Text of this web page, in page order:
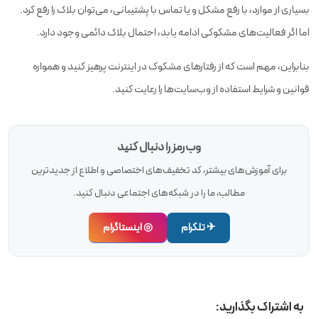
بسیاری از موارد، با رفع مشکل و یا تماس با پشتیبانی، می‌توان بلاک را رفع کرد.
اما اگر فعالیت‌های مشکوکی ادامه یابد، احتمال بلاک دائمی وجود دارد.
بنابراین، مهم است که از رفتارهای مشکوک در اینترنت پرهیز کنید و همواره
قوانین و شرایط استفاده از وب‌سایت‌ها را رعایت کنید.
وب‌رمز را دنبال کنید
برای آموزش‌های بیشتر، کد تخفیف‌های اختصاصی و اطلاع از جدیدترین
مطالب، ما را در شبکه‌های اجتماعی دنبال کنید.
✈ تلگرام ◎ اینستاگرام
به اشتراک بگذارید: